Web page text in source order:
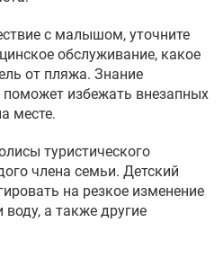
с малышом, уточните
обслуживание, какое
от пляжа. Знание
поможет избежать внезапных
месте.
туристического
члена семьи. Детский
на резкое изменение
а также другие